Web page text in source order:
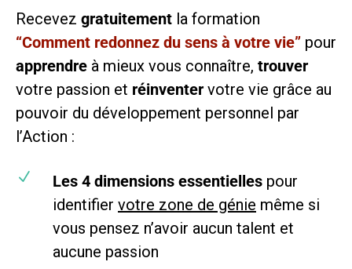
Recevez gratuitement la formation
“Comment redonnez du sens à votre vie” pour
apprendre à mieux vous connaître, trouver
votre passion et réinventer votre vie grâce au
pouvoir du développement personnel par
l’Action :
N Les 4 dimensions essentielles pour
identifier votre zone de génie même si
vous pensez n’avoir aucun talent et
aucune passion